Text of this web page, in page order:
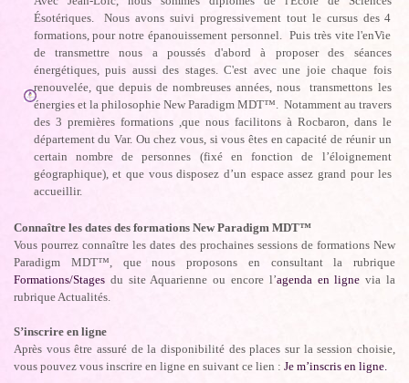
Ésotériques. Nous avons suivi progressivement tout le cursus des 4
formations, pour notre épanouissement personnel. Puis très vite l'enVie
de transmettre nous a poussés d'abord à proposer des séances
énergétiques, puis aussi des stages. C'est avec une joie chaque fois
renouvelée, que depuis de nombreuses années, nous transmettons les
énergies et la philosophie New Paradigm MDT™. Notamment au travers
des 3 premières formations ,que nous facilitons à Rocbaron, dans le
département du Var. Ou chez vous, si vous êtes en capacité de réunir un
certain nombre de personnes (fixé en fonction de l’éloignement
géographique), et que vous disposez d’un espace assez grand pour les
accueillir.
Connaître les dates des formations New Paradigm MDT™
Vous pourrez connaître les dates des prochaines sessions de formations New
Paradigm MDT™, que nous proposons en consultant la rubrique
Formations/Stages du site Aquarienne ou encore l’agenda en ligne via la
rubrique Actualités.
S’inscrire en ligne
Après vous être assuré de la disponibilité des places sur la session choisie,
vous pouvez vous inscrire en ligne en suivant ce lien : Je m’inscris en ligne.